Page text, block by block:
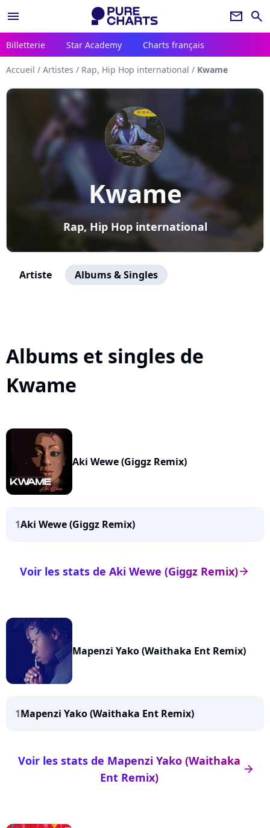
menu newsletter search
Billetterie Star Academy Charts français
Accueil / Artistes / Rap, Hip Hop international / Kwame
Kwame
Rap, Hip Hop international
Artiste Albums & Singles
Albums et singles de
Kwame
Aki Wewe (Giggz Remix)
1Aki Wewe (Giggz Remix)
arrow_right
Voir les stats de Aki Wewe (Giggz Remix)
Mapenzi Yako (Waithaka Ent Remix)
1Mapenzi Yako (Waithaka Ent Remix)
arrow_right
Voir les stats de Mapenzi Yako (Waithaka
Ent Remix)